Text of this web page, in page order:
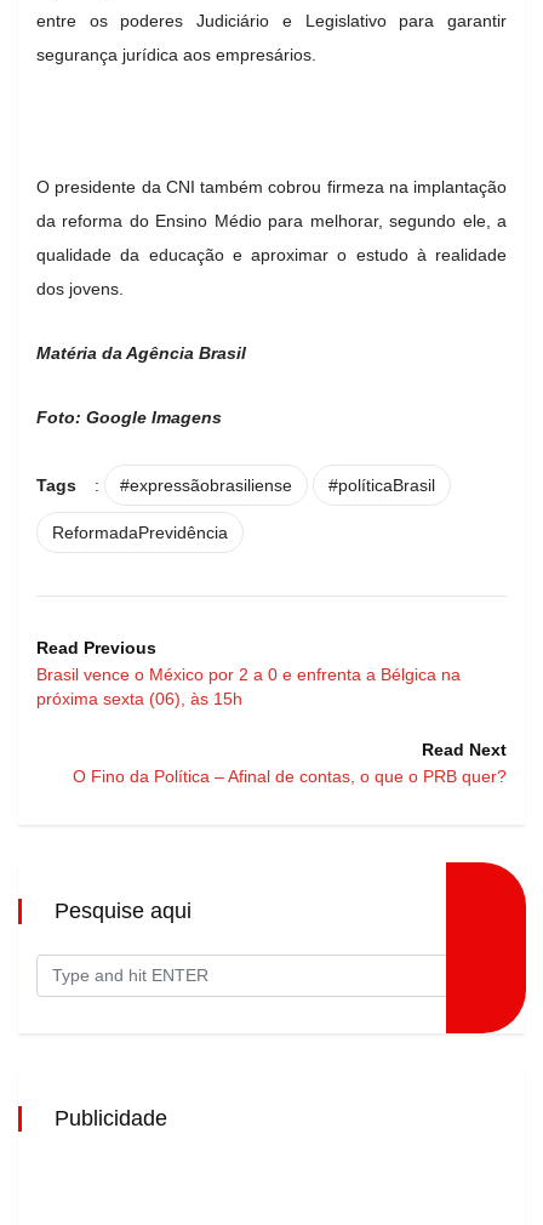
entre os poderes Judiciário e Legislativo para garantir
segurança jurídica aos empresários.
O presidente da CNI também cobrou firmeza na implantação
da reforma do Ensino Médio para melhorar, segundo ele, a
qualidade da educação e aproximar o estudo à realidade
dos jovens.
Matéria da Agência Brasil
Foto: Google Imagens
Tags : #expressãobrasiliense #políticaBrasil
ReformadaPrevidência
Read Previous
Brasil vence o México por 2 a 0 e enfrenta a Bélgica na
próxima sexta (06), às 15h
Read Next
O Fino da Política – Afinal de contas, o que o PRB quer?
Pesquise aqui
Publicidade